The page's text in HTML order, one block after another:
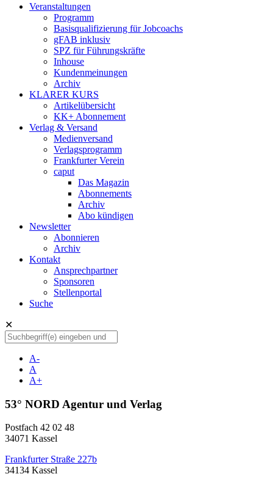
Veranstaltungen
Programm
Basisqualifizierung für Jobcoachs
gFAB inklusiv
SPZ für Führungskräfte
Inhouse
Kundenmeinungen
Archiv
KLARER KURS
Artikelübersicht
KK+ Abonnement
Verlag & Versand
Medienversand
Verlagsprogramm
Frankfurter Verein
caput
Das Magazin
Abonnements
Archiv
Abo kündigen
Newsletter
Abonnieren
Archiv
Kontakt
Ansprechpartner
Sponsoren
Stellenportal
Suche
✕
A-
A
A+
53° NORD Agentur und Verlag
Postfach 42 02 48
34071 Kassel
Frankfurter Straße 227b
34134 Kassel